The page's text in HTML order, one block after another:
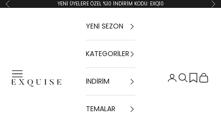
İçeriğe geç
Geri YENİ ÜYELERE ÖZEL %10 İNDİRİM KODU: EXQ10
Menü
Exquise TR
Giriş Yap
Ara Sepet
YENİ SEZON
KATEGORİLER
İNDİRİM
TEMALAR